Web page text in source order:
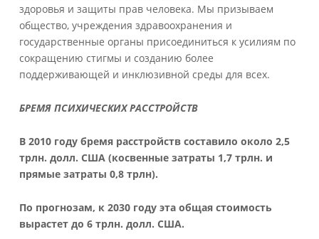
здоровья и защиты прав человека. Мы призываем
общество, учреждения здравоохранения и
государственные органы присоединиться к усилиям по
сокращению стигмы и созданию более
поддерживающей и инклюзивной среды для всех.
БРЕМЯ ПСИХИЧЕСКИХ РАССТРОЙСТВ
В 2010 году бремя расстройств составило около 2,5
трлн. долл. США (косвенные затраты 1,7 трлн. и
прямые затраты 0,8 трлн).
По прогнозам, к 2030 году эта общая стоимость
вырастет до 6 трлн. долл. США.